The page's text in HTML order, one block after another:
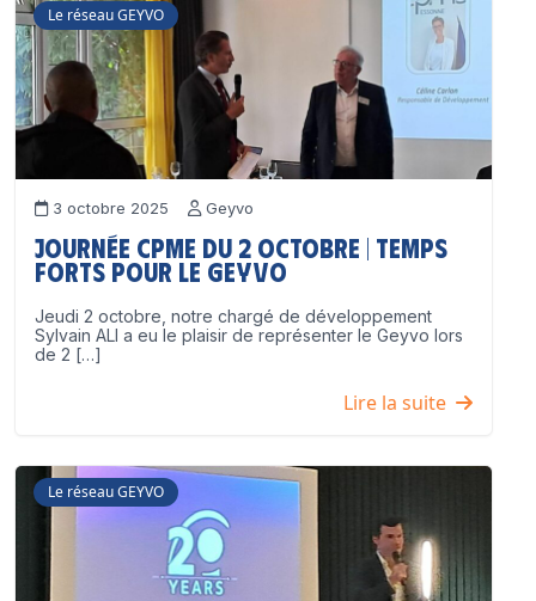
Le réseau GEYVO
3 octobre 2025 Geyvo
Journée CPME du 2 octobre | Temps
forts pour le GEYVO
Jeudi 2 octobre, notre chargé de développement
Sylvain ALI a eu le plaisir de représenter le Geyvo lors
de 2 […]
Lire la suite
Le réseau GEYVO